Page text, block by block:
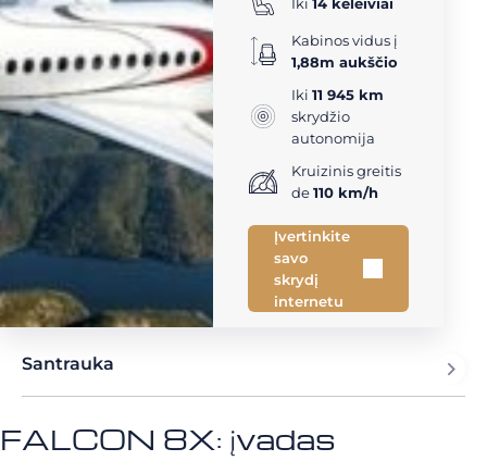
Kabinos vidus į
1,88m aukščio
Iki 11 945 km
skrydžio
autonomija
Kruizinis greitis
de110 km/h
Įvertinkite
savo
skrydį
internetu
Santrauka
FALCON 8X: įvadas